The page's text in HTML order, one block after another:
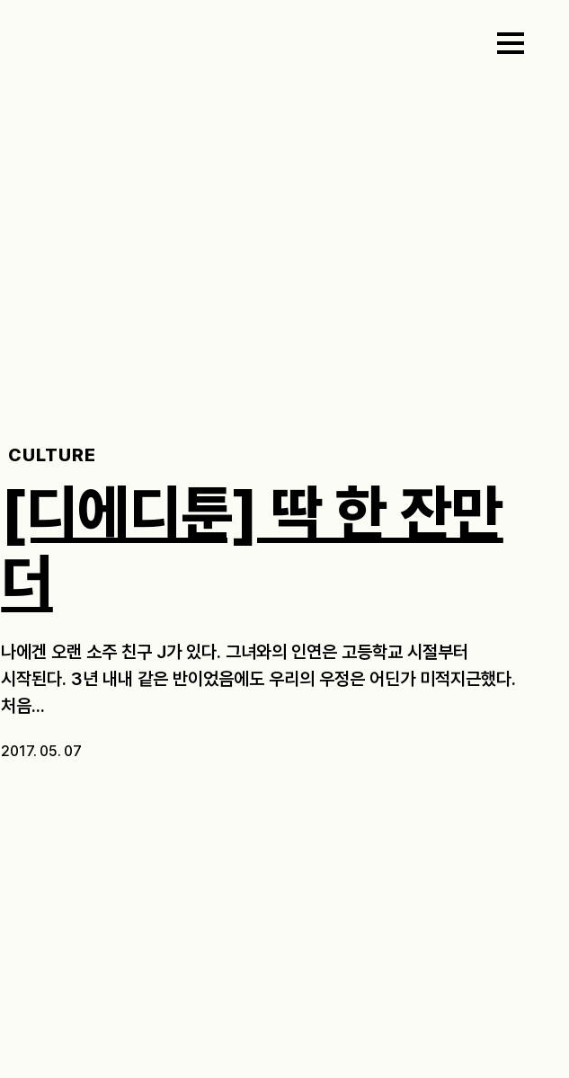
CULTURE
[디에디툰] 딱 한 잔만
더
나에겐 오랜 소주 친구 J가 있다. 그녀와의 인연은 고등학교 시절부터
시작된다. 3년 내내 같은 반이었음에도 우리의 우정은 어딘가 미적지근했다.
처음...
2017. 05. 07